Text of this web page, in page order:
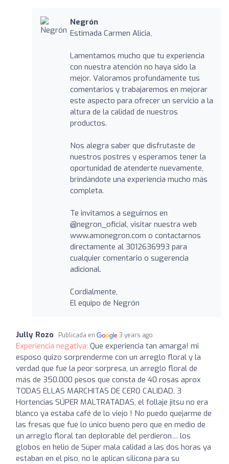
Negrón
Estimada Carmen Alicia,
Lamentamos mucho que tu experiencia
con nuestra atención no haya sido la
mejor. Valoramos profundamente tus
comentarios y trabajaremos en mejorar
este aspecto para ofrecer un servicio a la
altura de la calidad de nuestros
productos.
Nos alegra saber que disfrutaste de
nuestros postres y esperamos tener la
oportunidad de atenderte nuevamente,
brindándote una experiencia mucho más
completa.
Te invitamos a seguirnos en
@negron_oficial, visitar nuestra web
www.amonegron.com o contactarnos
directamente al 3012636993 para
cualquier comentario o sugerencia
adicional.
Cordialmente,
El equipo de Negrón
Jully Rozo Publicada en 3 years ago
Experiencia negativa: Que experiencia tan amarga! mi
esposo quizo sorprenderme con un arreglo floral y la
verdad que fue la peor sorpresa, un arreglo floral de
más de 350.000 pesos que consta de 40 rosas aprox
TODAS ELLAS MARCHITAS DE CERO CALIDAD, 3
Hortencias SÚPER MALTRATADAS, el follaje jitsu no era
blanco ya estaba café de lo viejo ! No puedo quejarme de
las fresas que fue lo único bueno pero que en medio de
un arreglo floral tan deplorable del perdieron… los
globos en helio de Súper mala calidad a las dos horas ya
estaban en el piso, no le aplican silicona para su